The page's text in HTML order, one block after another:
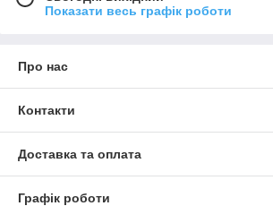
Показати весь графік роботи
Про нас
Контакти
Доставка та оплата
Графік роботи